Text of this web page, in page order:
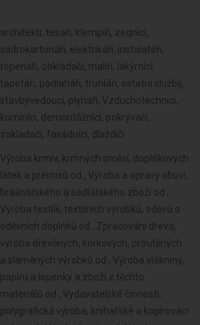
architekti, tesaři, klempíři, zedníci,
sádrokartonáři, elektrikáři, instalatéři,
topenáři, obkladači, malíři, lakýrníci,
tapetáři, podlaháři, truhláři, ostatní služby,
stavbyvedoucí, plynaři, Vzduchotechnici,
kominíci, demontážníci, pokrývači,
zakladači, fasádníci, dlaždiči
Výroba krmiv, krmných směsí, doplňkových látek a premixů od , Výroba a opravy obuvi, brašnářského a sedlářského zboží od , Výroba textilií, textilních výrobků, oděvů a oděvních doplňků od , Zpracování dřeva, výroba dřevěných, korkových, proutěných a slaměných výrobků od , Výroba vlákniny, papíru a lepenky a zboží z těchto materiálů od , Vydavatelské činnosti, polygrafická výroba, knihařské a kopírovací práce od , Výroba hnojiv od , Výroba plastových a pryžových výrobků od , Broušení technického a šperkového kamene od , Výroba a hutní zpracování železa, drahých a neželezných kovů a jejich slitin od , Výroba, rozmnožování, distribuce, prodej, pronájem zvukových a zvukově-obrazových záznamů a výroba nenahraných nosičů údajů a záznamů od , Výroba koksu, surového dehtu a jiných pevných paliv od , Výroba a zpracování skla od , Výroba kovových konstrukcí a kovodělných výrobků od , Umělecko-řemeslné zpracování kovů od , Povrchové úpravy a svařování kovů a dalších materiálů od , Výroba stavebních hmot, porcelánových, keramických a sádrových výrobků od , Výroba brusiv a ostatních minerálních nekovových výrobků od , Výroba měřicích, zkušebních, navigačních, optických a fotografických přístrojů a zařízení od , Výroba elektronických součástek, elektrických zařízení a výroba a opravy elektrických strojů, přístrojů a elektronických zařízení pracujících na malém napětí od , Výroba neelektrických zařízení pro domácnost od , Výroba strojů a zařízení od , Výroba motorových a přípojných vozidel a karoserií od , Stavba a výroba plavidel od , Výroba, vývoj, projektování, zkoušky, instalace, údržba, opravy, modifikace a konstrukční změny letadel, motorů letadel, vrtulí, letadlových částí a zařízení a leteckých pozemních zařízení od , Výroba, opravy a údržba sportovních potřeb, her, hraček a dětských kočárků od , Výroba zdravotnických prostředků od , Výroba a opravy zdrojů ionizujícího záření od , Výroba školních a kancelářských potřeb, kromě výrobků z papíru, výroba bižuterie, kartáčnického a konfekčního zboží, deštníků, upomínkových předmětů od , Výroba dalších výrobků zpracovatelského průmyslu od , Nakládání s odpady (vyjma nebezpečných) od , Přípravné a dokončovací stavební práce, specializované stavební činnosti od , Sklenářské práce, rámování a paspartování od , Zprostředkování obchodu a služeb od , Velkoobchod a maloobchod od , Potrubní a pozemní doprava (vyjma železniční a silniční motorové dopravy) od , Ubytovací služby od , Činnost informačních a zpravodajských kanceláří od , Výroba drážních hnacích vozidel a drážních vozidel na dráze tramvajové, trolejbusové a lanové a železničního parku od , Výroba jízdních kol, vozíků pro invalidy a jiných nemotorových dopravních prostředků od , Výroba a opravy čalounických výrobků od , Provozování vodovodů a kanalizací a úprava a rozvod vody od , Zastavárenská činnost a maloobchod s použitým zbožím od , Údržba motorových vozidel a jejich příslušenství od , Skladování, balení zboží, manipulace s nákladem a technické činnosti v dopravě od , Zasilatelství a zastupování v celním řízení od , Poskytování software, poradenství v oblasti informačních technologií, zpracování dat, hostingové a související činnosti a webové portály od , Projektování pozemkových úprav od , Příprava a vypracování technických návrhů, grafické a kresličské práce od , Projektování elektrických zařízení od , Činnost odborného lesního hospodáře a vyhotovování lesních hospodářských plánů a osnov od , Pronájem a půjčování věcí movitých od , Poradenská a konzultační činnost, zpracování odborných studií a posudků od , Výzkum a vývoj v oblasti přírodních a technických věd nebo společenských věd od